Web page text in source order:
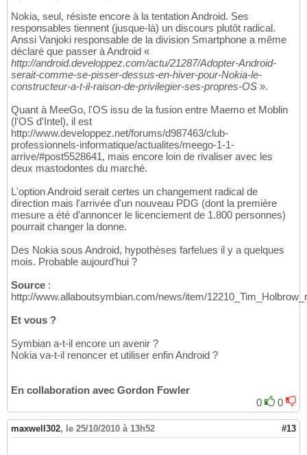
Nokia, seul, résiste encore à la tentation Android. Ses
responsables tiennent (jusque-là) un discours plutôt radical.
Anssi Vanjoki responsable de la division Smartphone a même
déclaré que passer à Android «
http://android.developpez.com/actu/21287/Adopter-Android-
serait-comme-se-pisser-dessus-en-hiver-pour-Nokia-le-
constructeur-a-t-il-raison-de-privilegier-ses-propres-OS ».
Quant à MeeGo, l'OS issu de la fusion entre Maemo et Moblin
(l'OS d'Intel), il est
http://www.developpez.net/forums/d987463/club-
professionnels-informatique/actualites/meego-1-1-
arrive/#post5528641, mais encore loin de rivaliser avec les
deux mastodontes du marché.
L'option Android serait certes un changement radical de
direction mais l'arrivée d'un nouveau PDG (dont la première
mesure a été d'annoncer le licenciement de 1.800 personnes)
pourrait changer la donne.
Des Nokia sous Android, hypothèses farfelues il y a quelques
mois. Probable aujourd'hui ?
Source :
http://www.allaboutsymbian.com/news/item/
Et vous ?
Symbian a-t-il encore un avenir ?
Nokia va-t-il renoncer et utiliser enfin Android ?
En collaboration avec Gordon Fowler
0
0
maxwell302, le 25/10/2010 à 13h52 #13